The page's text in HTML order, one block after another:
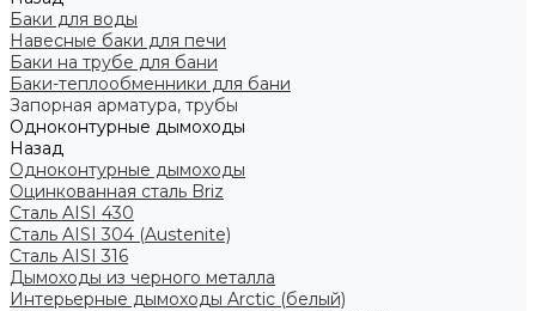
Баки для воды
Навесные баки для печи
Баки на трубе для бани
Баки-теплообменники для бани
Запорная арматура, трубы
Одноконтурные дымоходы
Назад
Одноконтурные дымоходы
Оцинкованная сталь Briz
Сталь AISI 430
Сталь AISI 304 (Austenite)
Сталь AISI 316
Дымоходы из черного металла
Интерьерные дымоходы Arctic (белый)